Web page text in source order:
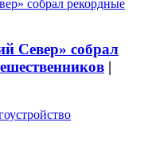
Север» собрал
|